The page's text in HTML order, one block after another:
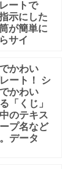
ートで
示にした
が簡単に
サイ
かわい
ート！ シ
かわい
「くじ」
のテキス
プ名など
データ